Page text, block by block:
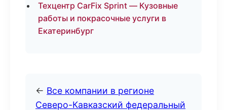
Техцентр CarFix Sprint — Кузовные
работы и покрасочные услуги в
Екатеринбург
← Все компании в регионе
Северо-Кавказский федеральный